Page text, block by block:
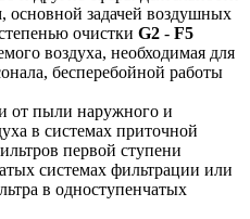
основной задачей воздушных
очистки G2 - F5
воздуха, необходимая для
бесперебойной работы
от пыли наружного и
в системах приточной
первой ступени
системах фильтрации или
в одноступенчатых